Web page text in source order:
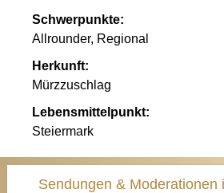
Schwerpunkte:
Allrounder, Regional
Herkunft:
Mürzzuschlag
Lebensmittelpunkt:
Steiermark
Sendungen & Moderationen